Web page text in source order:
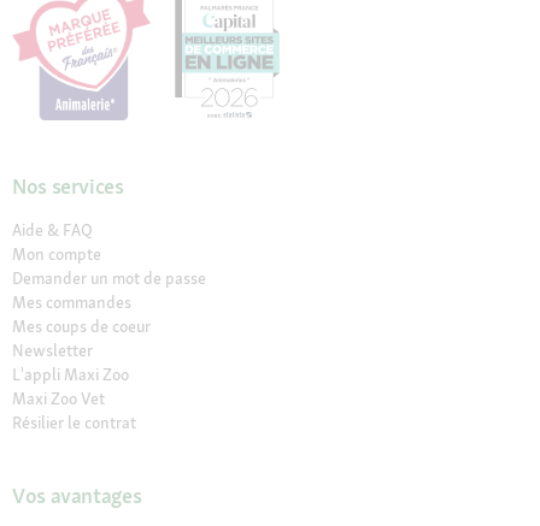
Nos services
Aide & FAQ
Mon compte
Demander un mot de passe
Mes commandes
Mes coups de coeur
Newsletter
L'appli Maxi Zoo
Maxi Zoo Vet
Résilier le contrat
Vos avantages